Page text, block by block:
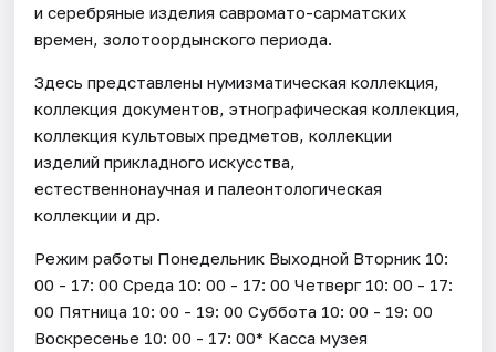
и серебряные изделия савромато-сарматских
времен, золотоордынского периода.
Здесь представлены нумизматическая коллекция,
коллекция документов, этнографическая коллекция,
коллекция культовых предметов, коллекции
изделий прикладного искусства,
естественнонаучная и палеонтологическая
коллекции и др.
Режим работы Понедельник Выходной Вторник 10:
00 - 17: 00 Среда 10: 00 - 17: 00 Четверг 10: 00 - 17:
00 Пятница 10: 00 - 19: 00 Суббота 10: 00 - 19: 00
Воскресенье 10: 00 - 17: 00* Касса музея